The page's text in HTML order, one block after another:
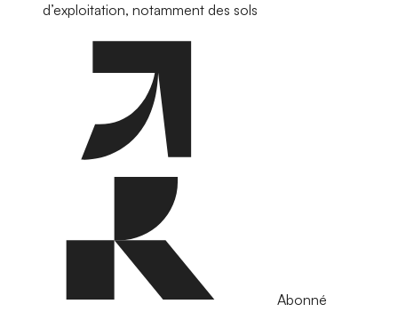
d’exploitation, notamment des sols
Abonné